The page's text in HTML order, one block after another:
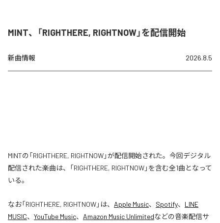
MINT、「RIGHTHERE, RIGHTNOW」を配信開始
新曲情報 2026.8.5
MINTの「RIGHTHERE, RIGHTNOW」が配信開始された。今回デジタル
配信された楽曲は、「RIGHTHERE, RIGHTNOW」を含む全1曲となって
いる。
なお「RIGHTHERE, RIGHTNOW」は、 Apple Music、 Spotify、 LINE
MUSIC、 YouTube Music、 Amazon Music Unlimitedなどの音楽配信サ